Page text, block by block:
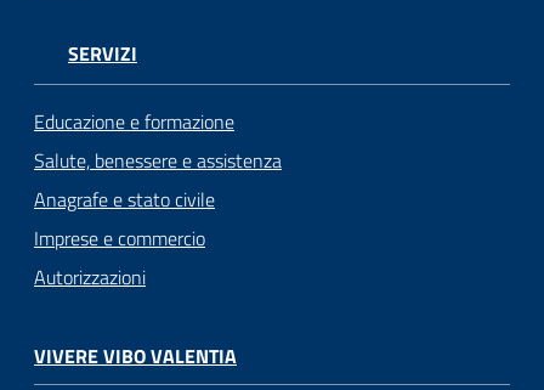
SERVIZI
Educazione e formazione
Salute, benessere e assistenza
Anagrafe e stato civile
Imprese e commercio
Autorizzazioni
VIVERE VIBO VALENTIA